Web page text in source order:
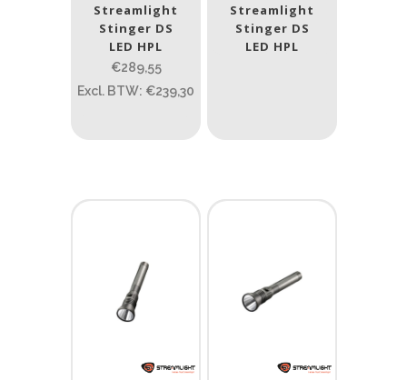
Streamlight
Stinger DS
LED HPL
€289,55
Excl. BTW: €239,30
Streamlight
Stinger DS
LED HPL